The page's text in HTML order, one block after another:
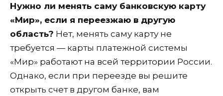
Нужно ли менять саму банковскую карту
«Мир», если я переезжаю в другую
область? Нет, менять саму карту не
требуется — карты платежной системы
«Мир» работают на всей территории России.
Однако, если при переезде вы решите
открыть счет в другом банке, вам